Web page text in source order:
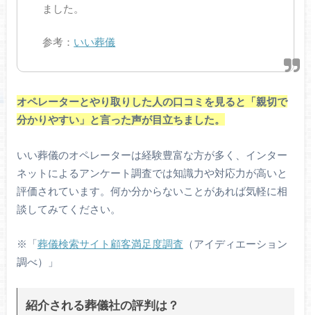
ました。
参考： いい葬儀
オペレーターとやり取りした人の口コミを見ると「親切で
分かりやすい」と言った声が目立ちました。
いい葬儀のオペレーターは経験豊富な方が多く、インター
ネットによるアンケート調査では知識力や対応力が高いと
評価されています。何か分からないことがあれば気軽に相
談してみてください。
※「葬儀検索サイト顧客満足度調査 （アイディエーション
調べ）」
紹介される葬儀社の評判は？